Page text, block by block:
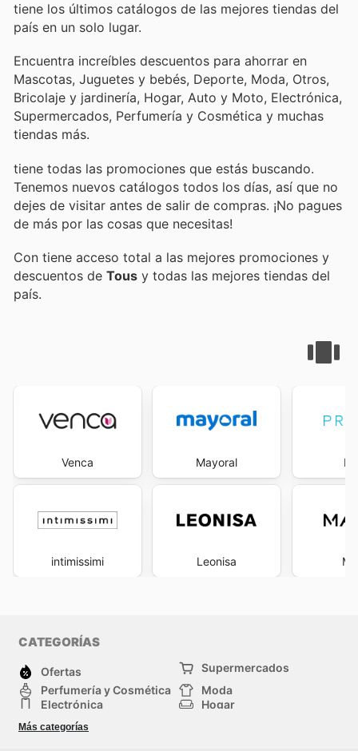
tiene los últimos catálogos de las mejores tiendas del
país en un solo lugar.
Encuentra increíbles descuentos para ahorrar en
Mascotas, Juguetes y bebés, Deporte, Moda, Otros,
Bricolaje y jardinería, Hogar, Auto y Moto, Electrónica,
Supermercados, Perfumería y Cosmética y muchas
tiendas más.
tiene todas las promociones que estás buscando.
Tenemos nuevos catálogos todos los días, así que no
dejes de visitar antes de salir de compras. ¡No pagues
de más por las cosas que necesitas!
Con tiene acceso total a las mejores promociones y
descuentos de Tous y todas las mejores tiendas del
país.
Venca
intimissimi
Mayoral
Leonisa
CATEGORÍAS
Ofertas
Supermercados
Perfumería y Cosmética
Moda
Electrónica
Hogar
Deporte
Juguetes y bebés
Más categorías